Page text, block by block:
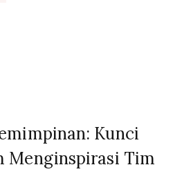
Kunci
Menginspirasi Tim